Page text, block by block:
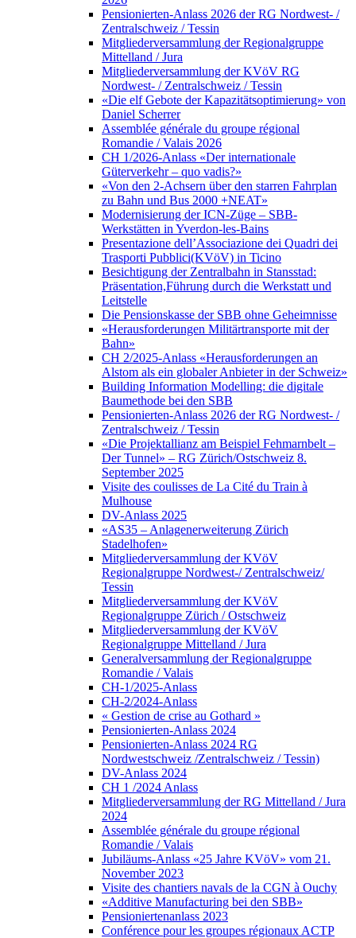
Pensionierten-Anlass 2026 der RG Nordwest- /
Zentralschweiz / Tessin
Mitgliederversammlung der Regionalgruppe
Mittelland / Jura
Mitgliederversammlung der KVöV RG
Nordwest- / Zentralschweiz / Tessin
«Die elf Gebote der Kapazitätsoptimierung» von
Daniel Scherrer
Assemblée générale du groupe régional
Romandie / Valais 2026
CH 1/2026-Anlass «Der internationale
Güterverkehr – quo vadis?»
«Von den 2-Achsern über den starren Fahrplan
zu Bahn und Bus 2000 +NEAT»
Modernisierung der ICN-Züge – SBB-
Werkstätten in Yverdon-les-Bains
Presentazione dell’Associazione dei Quadri dei
Trasporti Pubblici(KVöV) in Ticino
Besichtigung der Zentralbahn in Stansstad:
Präsentation,Führung durch die Werkstatt und
Leitstelle
Die Pensionskasse der SBB ohne Geheimnisse
«Herausforderungen Militärtransporte mit der
Bahn»
CH 2/2025-Anlass «Herausforderungen an
Alstom als ein globaler Anbieter in der Schweiz»
Building Information Modelling: die digitale
Baumethode bei den SBB
Pensionierten-Anlass 2026 der RG Nordwest- /
Zentralschweiz / Tessin
«Die Projektallianz am Beispiel Fehmarnbelt –
Der Tunnel» – RG Zürich/Ostschweiz 8.
September 2025
Visite des coulisses de La Cité du Train à
Mulhouse
DV-Anlass 2025
«AS35 – Anlagenerweiterung Zürich
Stadelhofen»
Mitgliederversammlung der KVöV
Regionalgruppe Nordwest-/ Zentralschweiz/
Tessin
Mitgliederversammlung der KVöV
Regionalgruppe Zürich / Ostschweiz
Mitgliederversammlung der KVöV
Regionalgruppe Mittelland / Jura
Generalversammlung der Regionalgruppe
Romandie / Valais
CH-1/2025-Anlass
CH-2/2024-Anlass
« Gestion de crise au Gothard »
Pensionierten-Anlass 2024
Pensionierten-Anlass 2024 RG
Nordwestschweiz /Zentralschweiz / Tessin)
DV-Anlass 2024
CH 1 /2024 Anlass
Mitgliederversammlung der RG Mittelland / Jura
2024
Assemblée générale du groupe régional
Romandie / Valais
Jubiläums-Anlass «25 Jahre KVöV» vom 21.
November 2023
Visite des chantiers navals de la CGN à Ouchy
«Additive Manufacturing bei den SBB»
Pensioniertenanlass 2023
Conférence pour les groupes régionaux ACTP